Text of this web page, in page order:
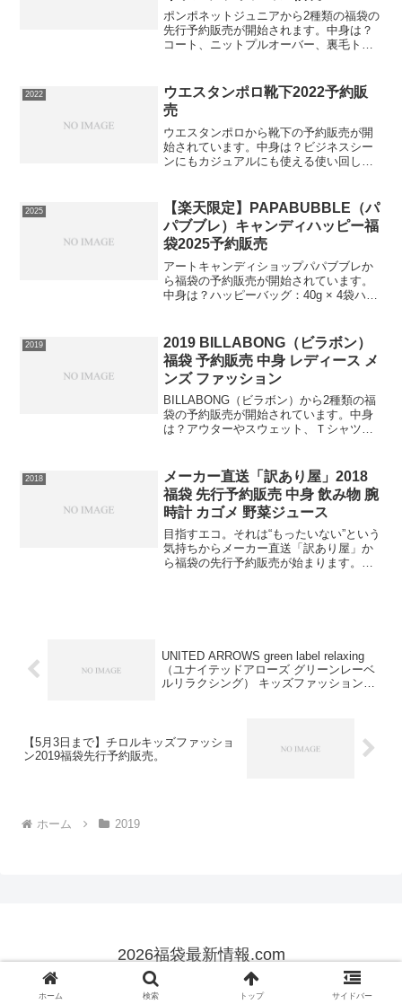
行予約販売。
ポンポネットジュニアから2種類の福袋の
先行予約販売が開始されます。中身は？
コート、ニットプルオーバー、裏毛トレ
す。コートはお出かけにも学校にも着て
いけるように、シンプ...
2022
ウエスタンポロ靴下2022予約販
売
ウエスタンポロから靴下の予約販売が開
始されています。中身は？ビジネスシー
ンにもカジュアルにも使える使い回し抜
れなワンポイントが高級感をぐっと引き
上げる白 黒 紺 グレ...
2025
【楽天限定】PAPABUBBLE（パ
パブブレ）キャンディハッピー福
袋2025予約販売
アートキャンディショップパパブブレか
ら福袋の予約販売が開始されています。
中身は？ハッピーバッグ：40g × 4袋ハッ
ードロス対策のために規格外や季節外れ
などの訳...
2019
2019 BILLABONG（ビラボン）
福袋 予約販売 中身 レディース メ
ンズ ファッション
BILLABONG（ビラボン）から2種類の福
袋の予約販売が開始されています。中身
は？アウターやスウェット、Ｔシャツ、
やスウェット、ビーニー、バッグなどが
入っていま...
2018
メーカー直送「訳あり屋」2018
福袋 先行予約販売 中身 飲み物 腕
時計 カゴメ 野菜ジュース
目指すエコ。それは“もったいない”という
気持ちからメーカー直送「訳あり屋」か
ら福袋の先行予約販売が始まります。中
UNITED ARROWS green label relaxing
（ユナイテッドアローズ グリーンレーベ
ルリラクシング） キッズファッションワ
【5月3日まで】チロルキッズファッショ
ン2019福袋先行予約販売。
ホーム 2019
2026福袋最新情報.com
© 2017 2026福袋最新情報.com.
ホーム 検索 トップ サイドバー